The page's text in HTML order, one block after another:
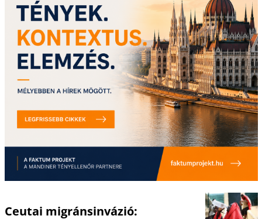
Ceutai migránsinvázió: